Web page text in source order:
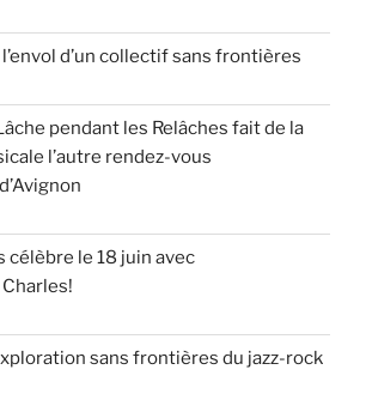
d’un collectif sans frontières
pendant les Relâches fait de la
l’autre rendez-vous
célèbre le 18 juin avec
sans frontières du jazz-rock